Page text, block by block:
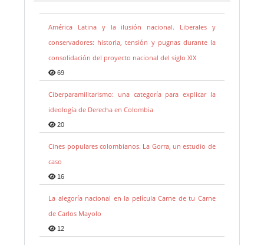
América Latina y la ilusión nacional. Liberales y
conservadores: historia, tensión y pugnas durante la
consolidación del proyecto nacional del siglo XIX
69
Ciberparamilitarismo: una categoría para explicar la
ideología de Derecha en Colombia
20
Cines populares colombianos. La Gorra, un estudio de
caso
16
La alegoría nacional en la película Carne de tu Carne
de Carlos Mayolo
12